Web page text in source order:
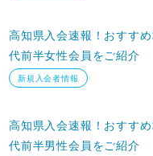
高知県入会速報！おすす
代前半女性会員をご紹介
新規入会者情報
高知県入会速報！おすす
代前半男性会員をご紹介